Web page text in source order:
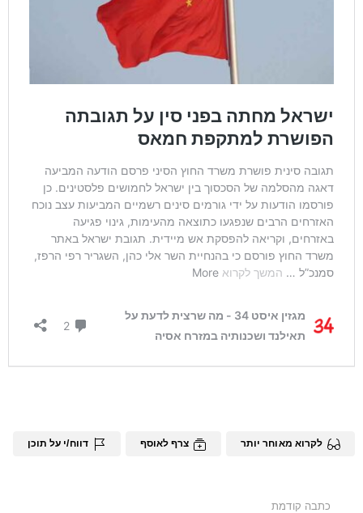
לקרוא מאוחר יותר צרף לאוסף דווח/י על תוכן
כתבה קודמת